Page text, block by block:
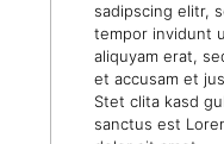
sadipscing elitr,
tempor invidunt
aliquyam erat,
et accusam et
Stet clita kasd
sanctus est